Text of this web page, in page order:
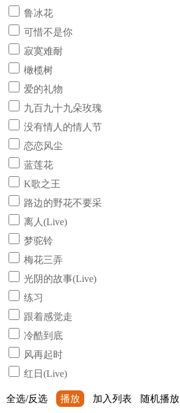
鲁冰花
可惜不是你
寂寞难耐
橄榄树
爱的礼物
九百九十九朵玫瑰
没有情人的情人节
恋恋风尘
蓝莲花
K歌之王
路边的野花不要采
离人(Live)
梦驼铃
梅花三弄
光阴的故事(Live)
练习
跟着感觉走
冷酷到底
风再起时
红日(Live)
全选/反选 播放 加入列表 随机播放